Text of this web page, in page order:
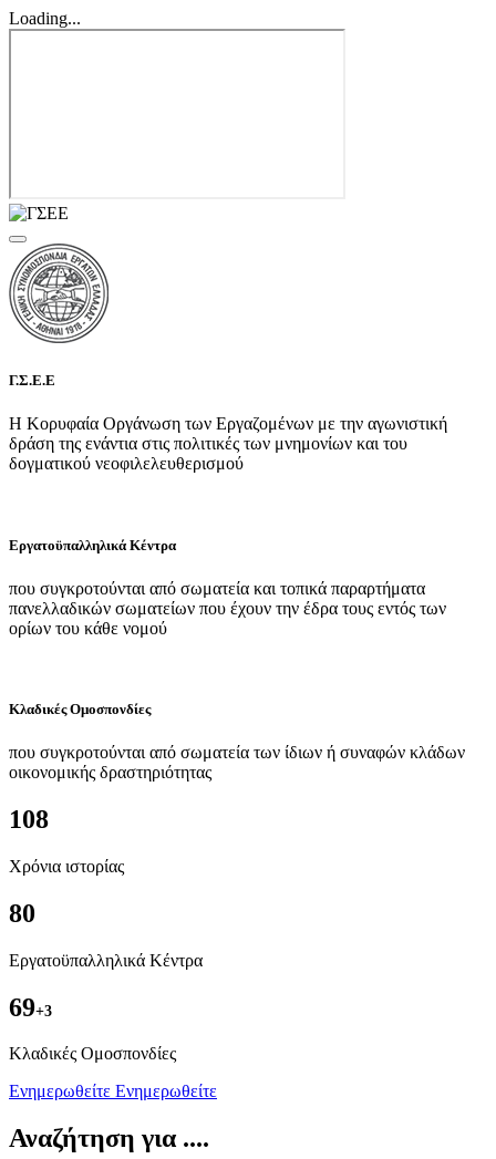
Loading...
Γ.Σ.Ε.Ε
Η Κορυφαία Οργάνωση των Εργαζομένων με την αγωνιστική
δράση της ενάντια στις πολιτικές των μνημονίων και του
δογματικού νεοφιλελευθερισμού
Εργατοϋπαλληλικά Κέντρα
που συγκροτούνται από σωματεία και τοπικά παραρτήματα
πανελλαδικών σωματείων που έχουν την έδρα τους εντός των
ορίων του κάθε νομού
Κλαδικές Ομοσπονδίες
που συγκροτούνται από σωματεία των ίδιων ή συναφών κλάδων
οικονομικής δραστηριότητας
108
Χρόνια ιστορίας
80
Εργατοϋπαλληλικά Κέντρα
69+3
Kλαδικές Ομοσπονδίες
Ενημερωθείτε Ενημερωθείτε
Αναζήτηση για ....